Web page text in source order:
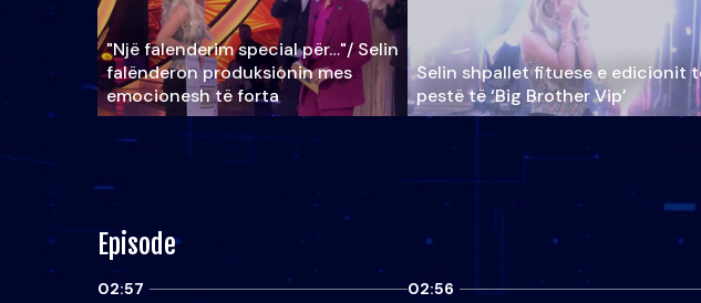
"Një falenderim special për…"/ Selin
falënderon produksionin mes
emocionesh të forta
Selin shpallet fituese e edicionit
pestë të ‘Big Brother Vip’
Episode
02:57 02:56